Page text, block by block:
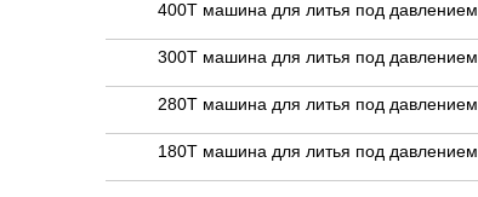
400T машина для литья под давлением
300T машина для литья под давлением
280T машина для литья под давлением
180T машина для литья под давлением